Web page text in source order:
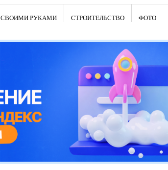
Свежие записи
Японские кухонные ножи: традиции древних самураев
Элитные кухни: стилевые особенности
Элитная посуда для кухни – гордость любой хозяйки
Шкаф-пенал для кухни по инструкции
Электропроводка на кухне: планирование и монтаж
Что представляет собой столовая группа для кухни
Школа ремонта кухни
Черно-белая кухня – дань моде или универсальный
Электрические вытяжки для кухни:особенности
Фасады для кухни своими руками — ваша фантазия,
сотворят чудеса
Шьем шторы на кухню сами: пошаговая инструкция
Чем отмыть жир на кухне – советы опытных хозяек
Цветовая гамма кухни: рекомендации по выбору
СВОИМИ РУКАМИ СТРОИТЕЛЬСТВО ФОТО